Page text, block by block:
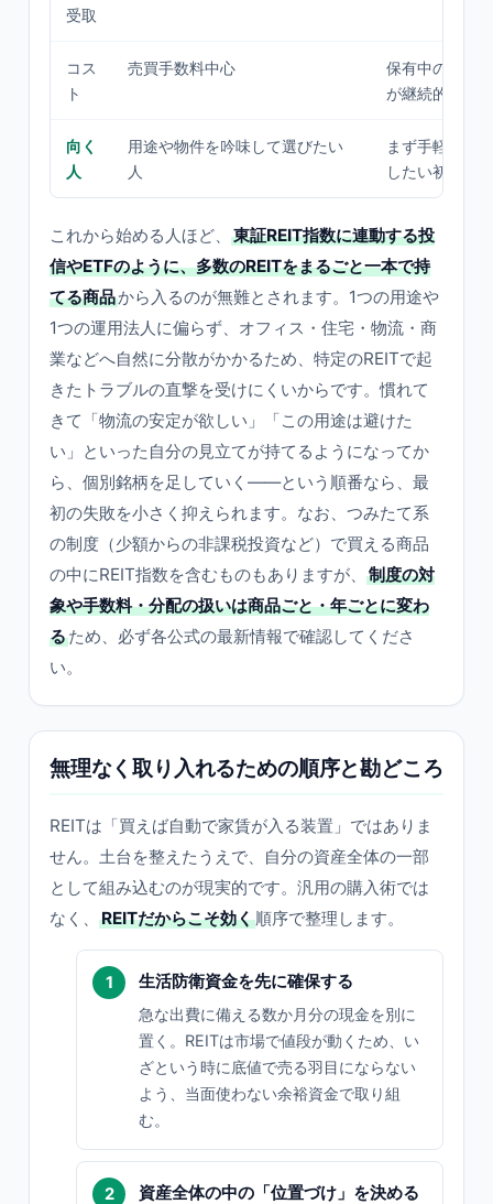
受取
コス
ト
売買手数料中心
保有中の信託
が継続的にか
向く
人
用途や物件を吟味して選びたい
人
まず手軽に不
したい初心者
これから始める人ほど、
東証REIT指数に連動する投
信やETFのように、多数のREITをまるごと一本で持
てる商品から入るのが無難とされます。1つの用途や
1つの運用法人に偏らず、オフィス・住宅・物流・商
業などへ自然に分散がかかるため、特定のREITで起
きたトラブルの直撃を受けにくいからです。慣れて
きて「物流の安定が欲しい」「この用途は避けた
い」といった自分の見立てが持てるようになってか
ら、個別銘柄を足していく——という順番なら、最
初の失敗を小さく抑えられます。なお、つみたて系
の制度（少額からの非課税投資など）で買える商品
の中にREIT指数を含むものもありますが、
制度の対
象や手数料・分配の扱いは商品ごと・年ごとに変わ
るため、必ず各公式の最新情報で確認してくださ
い。
無理なく取り入れるための順序と勘どころ
REITは「買えば自動で家賃が入る装置」ではありま
せん。土台を整えたうえで、自分の資産全体の一部
として組み込むのが現実的です。汎用の購入術では
なく、
REITだからこそ効く順序で整理します。
生活防衛資金を先に確保する
急な出費に備える数か月分の現金を別に
置く。REITは市場で値段が動くため、い
ざという時に底値で売る羽目にならない
よう、当面使わない余裕資金で取り組
む。
資産全体の中の「位置づけ」を決める